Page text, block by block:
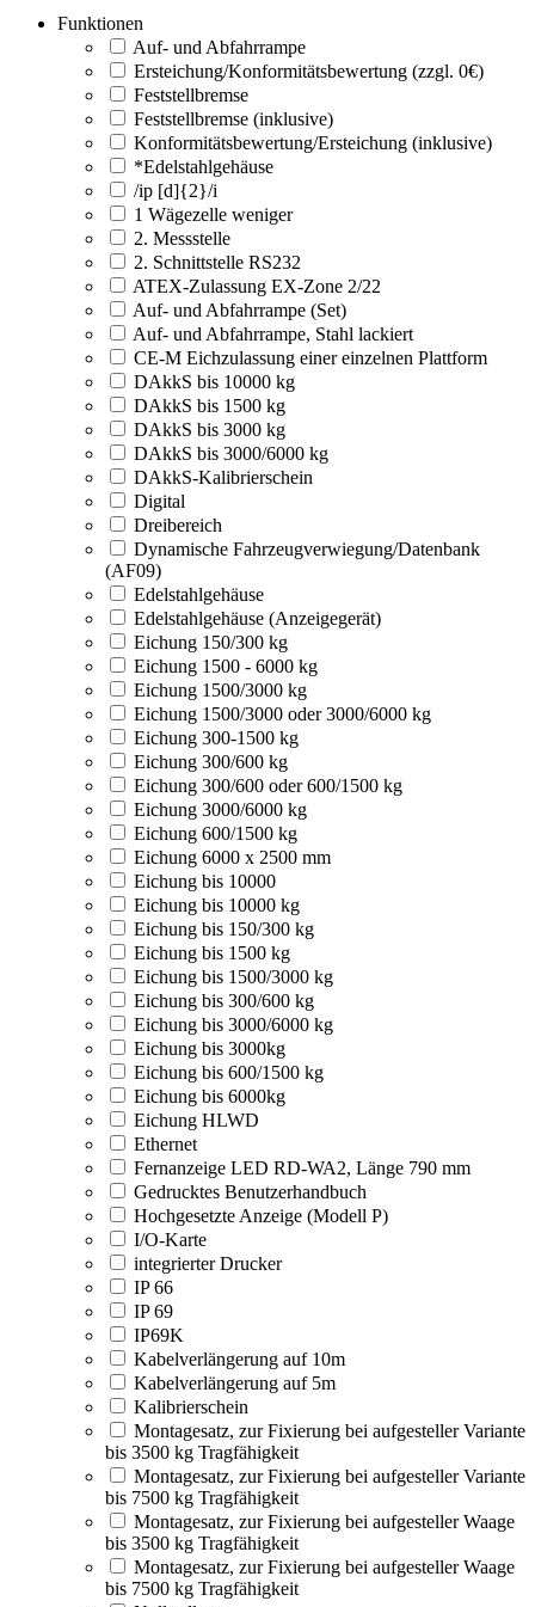
Funktionen
Auf- und Abfahrrampe
Ersteichung/Konformitätsbewertung (zzgl. 0€)
Feststellbremse
Feststellbremse (inklusive)
Konformitätsbewertung/Ersteichung (inklusive)
*Edelstahlgehäuse
/ip [d]{2}/i
1 Wägezelle weniger
2. Messstelle
2. Schnittstelle RS232
ATEX-Zulassung EX-Zone 2/22
Auf- und Abfahrrampe (Set)
Auf- und Abfahrrampe, Stahl lackiert
CE-M Eichzulassung einer einzelnen Plattform
DAkkS bis 10000 kg
DAkkS bis 1500 kg
DAkkS bis 3000 kg
DAkkS bis 3000/6000 kg
DAkkS-Kalibrierschein
Digital
Dreibereich
Dynamische Fahrzeugverwiegung/Datenbank
(AF09)
Edelstahlgehäuse
Edelstahlgehäuse (Anzeigegerät)
Eichung 150/300 kg
Eichung 1500 - 6000 kg
Eichung 1500/3000 kg
Eichung 1500/3000 oder 3000/6000 kg
Eichung 300-1500 kg
Eichung 300/600 kg
Eichung 300/600 oder 600/1500 kg
Eichung 3000/6000 kg
Eichung 600/1500 kg
Eichung 6000 x 2500 mm
Eichung bis 10000
Eichung bis 10000 kg
Eichung bis 150/300 kg
Eichung bis 1500 kg
Eichung bis 1500/3000 kg
Eichung bis 300/600 kg
Eichung bis 3000/6000 kg
Eichung bis 3000kg
Eichung bis 600/1500 kg
Eichung bis 6000kg
Eichung HLWD
Ethernet
Fernanzeige LED RD-WA2, Länge 790 mm
Gedrucktes Benutzerhandbuch
Hochgesetzte Anzeige (Modell P)
I/O-Karte
integrierter Drucker
IP 66
IP 69
IP69K
Kabelverlängerung auf 10m
Kabelverlängerung auf 5m
Kalibrierschein
Montagesatz, zur Fixierung bei aufgesteller Variante
bis 3500 kg Tragfähigkeit
Montagesatz, zur Fixierung bei aufgesteller Variante
bis 7500 kg Tragfähigkeit
Montagesatz, zur Fixierung bei aufgesteller Waage
bis 3500 kg Tragfähigkeit
Montagesatz, zur Fixierung bei aufgesteller Waage
bis 7500 kg Tragfähigkeit